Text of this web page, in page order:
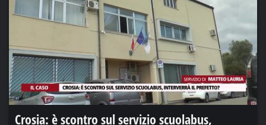
Crosia: è scontro sul servizio scuolabus,